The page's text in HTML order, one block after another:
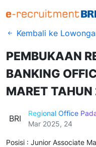
Kembali ke
PEMBUKAAN
BANKING
MARET
BRI
Regional Office
Mar 2025, 24
Posisi : Junior Associate